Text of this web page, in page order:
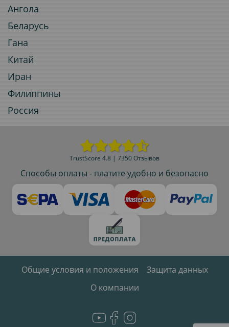
Ангола
Беларусь
Гана
Китай
Иран
Филиппины
Россия
TrustScore 4.8 | 7350 Отзывов
Способы оплаты - платите удобно и безопасно
Общие условия и положения
Защита данных
О компании